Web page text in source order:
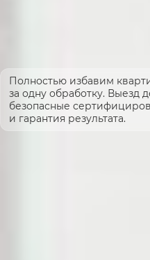
Полностью избавим
за одну обработку. Выезд
безопасные
и гарантия результата.